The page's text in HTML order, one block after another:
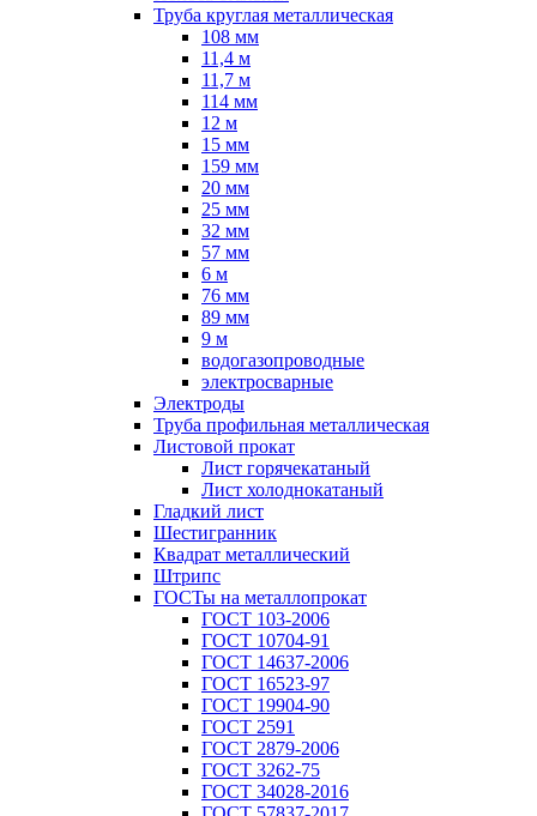
Труба круглая металлическая
108 мм
11,4 м
11,7 м
114 мм
12 м
15 мм
159 мм
20 мм
25 мм
32 мм
57 мм
6 м
76 мм
89 мм
9 м
водогазопроводные
электросварные
Электроды
Труба профильная металлическая
Листовой прокат
Лист горячекатаный
Лист холоднокатаный
Гладкий лист
Шестигранник
Квадрат металлический
Штрипс
ГОСТы на металлопрокат
ГОСТ 103-2006
ГОСТ 10704-91
ГОСТ 14637-2006
ГОСТ 16523-97
ГОСТ 19904-90
ГОСТ 2591
ГОСТ 2879-2006
ГОСТ 3262-75
ГОСТ 34028-2016